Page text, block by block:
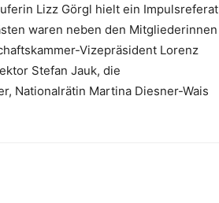
Lizz Görgl hielt ein Impulsreferat
waren neben den Mitgliederinnen
Vizepräsident Lorenz
Stefan Jauk, die
Nationalrätin Martina Diesner-Wais